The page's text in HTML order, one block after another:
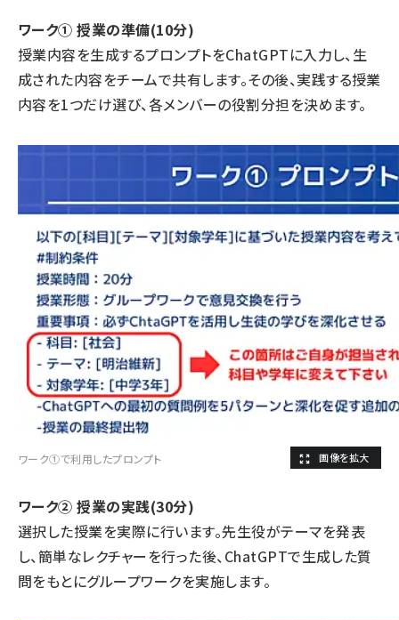
ワーク① 授業の準備(10分)
授業内容を生成するプロンプトをChatGPTに入力し、生
成された内容をチームで共有します。その後、実践する授業
内容を1つだけ選び、各メンバーの役割分担を決めます。
ワーク①で利用したプロンプト
ワーク② 授業の実践(30分)
選択した授業を実際に行います。先生役がテーマを発表
し、簡単なレクチャーを行った後、ChatGPTで生成した質
問をもとにグループワークを実施します。